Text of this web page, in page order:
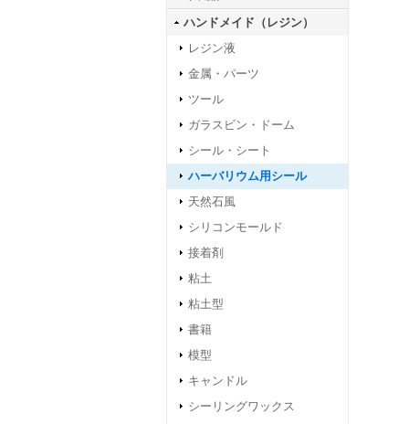
ハンドメイド（レジン）
レジン液
金属・パーツ
ツール
ガラスビン・ドーム
シール・シート
ハーバリウム用シール
天然石風
シリコンモールド
接着剤
粘土
粘土型
書籍
模型
キャンドル
シーリングワックス